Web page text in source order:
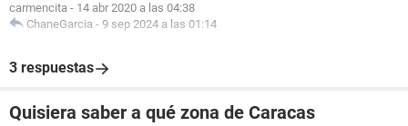
carmencita - 14 abr 2020 a las 04:38
ChaneGarcia - 9 sep 2024 a las 01:14
3 respuestas
Quisiera saber a qué zona de Caracas